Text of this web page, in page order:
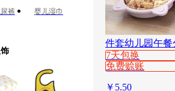
裤 婴儿湿巾
件套幼儿园午餐
7天包换
免费赊账
￥ 5.50